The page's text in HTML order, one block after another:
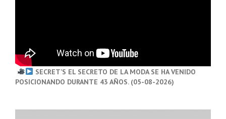
SECRET’S EL SECRETO DE LA MODA SE HA VENIDO
POSICIONANDO DURANTE 43 AÑOS. (05-08-2026)